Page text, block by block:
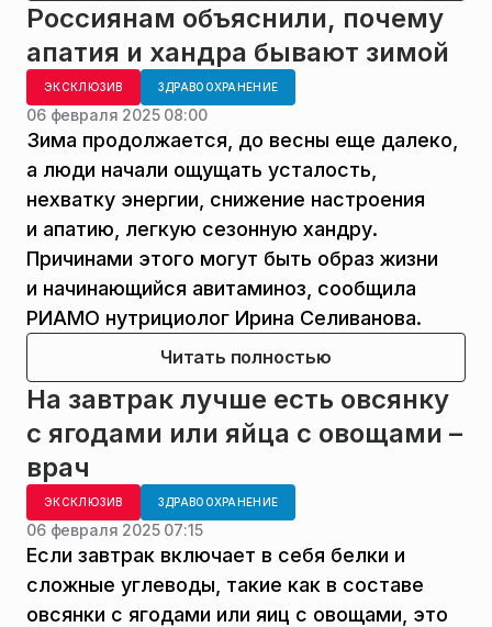
Россиянам объяснили, почему
апатия и хандра бывают зимой
ЭКСКЛЮЗИВ ЗДРАВООХРАНЕНИЕ
06 февраля 2025 08:00
Зима продолжается, до весны еще далеко,
а люди начали ощущать усталость,
нехватку энергии, снижение настроения
и апатию, легкую сезонную хандру.
Причинами этого могут быть образ жизни
и начинающийся авитаминоз, сообщила
РИАМО нутрициолог Ирина Селиванова.
Читать полностью
На завтрак лучше есть овсянку
с ягодами или яйца с овощами –
врач
ЭКСКЛЮЗИВ ЗДРАВООХРАНЕНИЕ
06 февраля 2025 07:15
Если завтрак включает в себя белки и
сложные углеводы, такие как в составе
овсянки с ягодами или яиц с овощами, это